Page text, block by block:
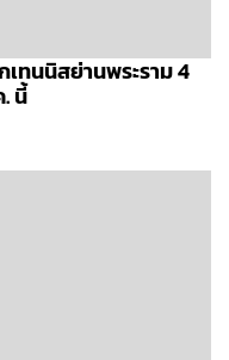
ทนนิสย่านพระราม 4
นี้